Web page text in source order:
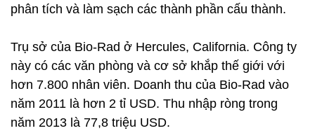
phân tích và làm sạch các thành phần cấu thành.
Trụ sở của Bio-Rad ở Hercules, California. Công ty
này có các văn phòng và cơ sở khắp thế giới với
hơn 7.800 nhân viên. Doanh thu của Bio-Rad vào
năm 2011 là hơn 2 tỉ USD. Thu nhập ròng trong
năm 2013 là 77,8 triệu USD.